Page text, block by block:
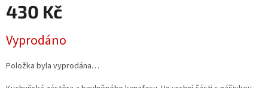
430 Kč
cena:
Vyprodáno
Položka byla vyprodána…